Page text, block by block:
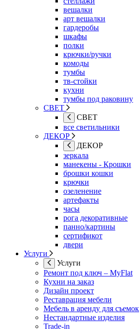
вешалки
арт вешалки
гардеробы
шкафы
полки
крючки/ручки
комоды
тумбы
тв-стойки
кухни
тумбы под раковину
СВЕТ
СВЕТ
все светильники
ДЕКОР
ДЕКОР
зеркала
манекены - Крошки
брошки кошки
крючки
озеленение
артефакты
часы
рога декоративные
панно/картины
сертификот
двери
Услуги
Услуги
Ремонт под ключ – MyFlat
Кухни на заказ
Дизайн проект
Реставрация мебели
Мебель в аренду для съемок
Нестандартные изделия
Trade-in